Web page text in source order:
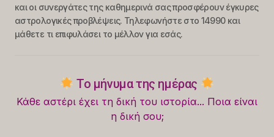
και οι συνεργάτες της καθημερινά σας προσφέρουν έγκυρες
αστρολογικές προβλέψεις. Τηλεφωνήστε στο 14990 και
μάθετε τι επιφυλάσει το μέλλον για εσάς.
Το μήνυμα της ημέρας
Κάθε αστέρι έχει τη δική του ιστορία... Ποια είναι
η δική σου;